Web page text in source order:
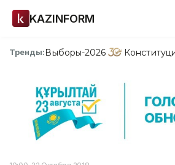
KAZINFORM
Тренды:Выборы-2026